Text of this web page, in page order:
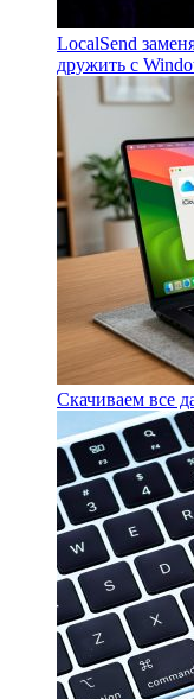
LocalSend
дружить с
Скачиваем все